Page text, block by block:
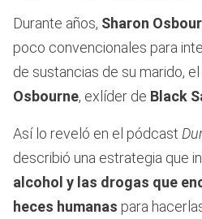
Durante años, Sharon
poco convencionales para
de sustancias de su marido,
Osbourne, exlíder de Black
Así lo reveló en el pódcast
describió una estrategia que
alcohol y las drogas que
heces humanas para